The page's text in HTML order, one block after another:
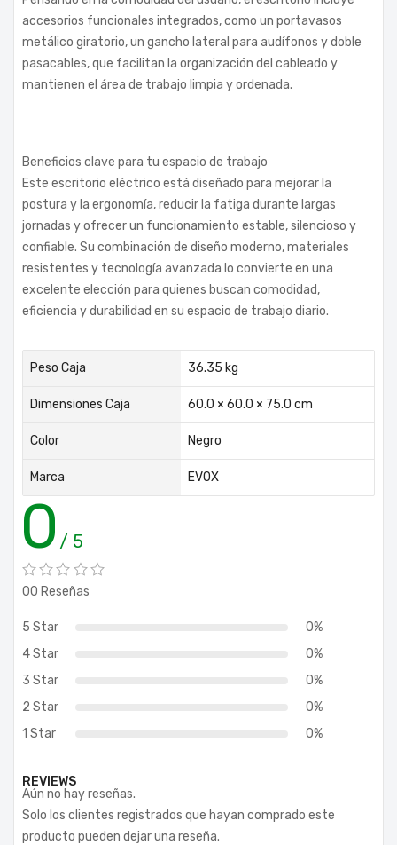
accesorios funcionales integrados, como un portavasos
metálico giratorio, un gancho lateral para audífonos y doble
pasacables, que facilitan la organización del cableado y
mantienen el área de trabajo limpia y ordenada.
Beneficios clave para tu espacio de trabajo
Este escritorio eléctrico está diseñado para mejorar la
postura y la ergonomía, reducir la fatiga durante largas
jornadas y ofrecer un funcionamiento estable, silencioso y
confiable. Su combinación de diseño moderno, materiales
resistentes y tecnología avanzada lo convierte en una
excelente elección para quienes buscan comodidad,
eficiencia y durabilidad en su espacio de trabajo diario.
Peso Caja 36.35 kg
Dimensiones Caja 60.0 × 60.0 × 75.0 cm
Color Negro
Marca EVOX
0 / 5
00 Reseñas
5 Star
0%
4 Star
0%
3 Star
0%
2 Star
0%
1 Star
0%
REVIEWS
Aún no hay reseñas.
Solo los clientes registrados que hayan comprado este
producto pueden dejar una reseña.